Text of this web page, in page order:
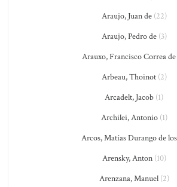
Araujo, Juan de(22)
Araujo, Pedro de(3)
Arauxo, Francisco Correa de
Arbeau, Thoinot(2)
Arcadelt, Jacob (1)
Archilei, Antonio(1)
Arcos, Matías Durango de los
Arensky, Anton(10)
Arenzana, Manuel(2)